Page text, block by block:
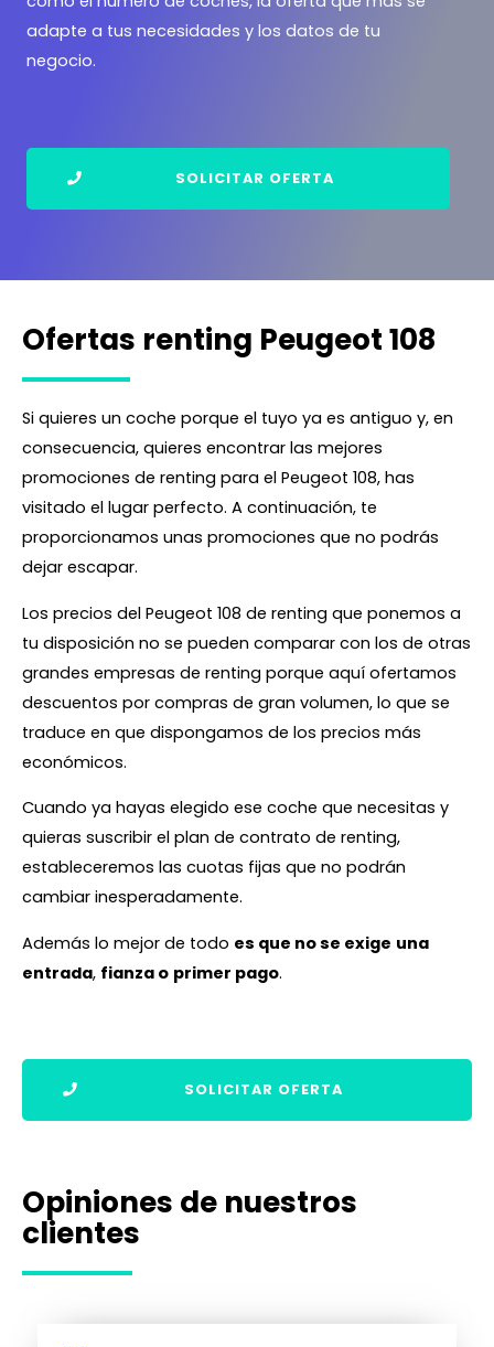
adapte a tus necesidades y los datos de tu
negocio.
SOLICITAR OFERTA
Ofertas renting Peugeot 108
Si quieres un coche porque el tuyo ya es antiguo y, en
consecuencia, quieres encontrar las mejores
promociones de renting para el Peugeot 108, has
visitado el lugar perfecto. A continuación, te
proporcionamos unas promociones que no podrás
dejar escapar.
Los precios del Peugeot 108 de renting que ponemos a
tu disposición no se pueden comparar con los de otras
grandes empresas de renting porque aquí ofertamos
descuentos por compras de gran volumen, lo que se
traduce en que dispongamos de los precios más
económicos.
Cuando ya hayas elegido ese coche que necesitas y
quieras suscribir el plan de contrato de renting,
estableceremos las cuotas fijas que no podrán
cambiar inesperadamente.
Además lo mejor de todo es que no se exige una
entrada, fianza o primer pago.
SOLICITAR OFERTA
Opiniones de nuestros
clientes